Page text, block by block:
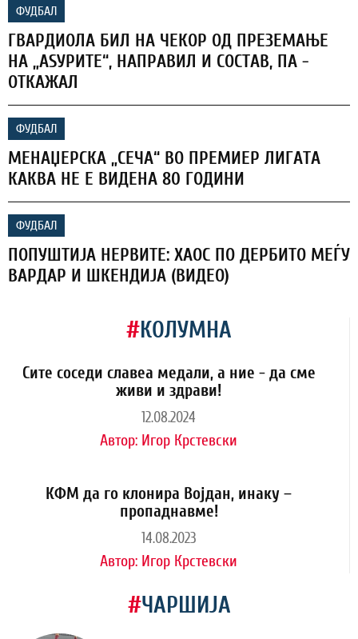
ФУДБАЛ
ГВАРДИОЛА БИЛ НА ЧЕКОР ОД ПРЕЗЕМАЊЕ
НА „АЅУРИТЕ“, НАПРАВИЛ И СОСТАВ, ПА -
ОТКАЖАЛ
ФУДБАЛ
МЕНАЏЕРСКА „СЕЧА“ ВО ПРЕМИЕР ЛИГАТА
КАКВА НЕ Е ВИДЕНА 80 ГОДИНИ
ФУДБАЛ
ПОПУШТИЈА НЕРВИТЕ: ХАОС ПО ДЕРБИТО МЕЃУ
ВАРДАР И ШКЕНДИЈА (ВИДЕО)
#КОЛУМНА
Сите соседи славеа медали, а ние - да сме
живи и здрави!
12.08.2024
Автор: Игор Крстевски
КФМ да го клонира Војдан, инаку –
пропаднавме!
14.08.2023
Автор: Игор Крстевски
#ЧАРШИЈА